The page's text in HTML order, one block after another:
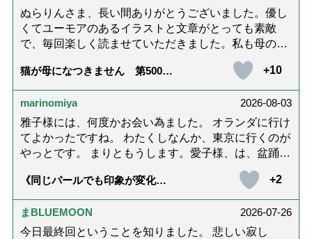
ぬらりんさま、長い間ありがとうございました。優し
くてユーモアのあるイラストと文章がとっても素敵
で、毎回楽しく読ませていただきました。私も母の介
護中で、癒されたり励みになりました。これから連載
がないのが寂しくてたまりませんが、いろんなエピソ
ード思い出したりしながら頑張っていこうと思いま
す。不定期でもいいので、また会えますように。書籍
化も希望です！本当にありがとうございました。
猫が母になつきません 第500話
+10
marinomiya
2026-08-03
雅子様には、何度かお会い為ました。 オランダに行け
てよかったですね。 わたくしなんか、東京に行くのが
やっとです。 まりともうします。愛子様、は、盆踊り
《同じパールでも印象が変化》
ネックレス」上品＆涼しげに見
せる4つの法則
+2
まBLUEMOON
2026-07-26
今日最終回ということを知りました。 悲しい寂し